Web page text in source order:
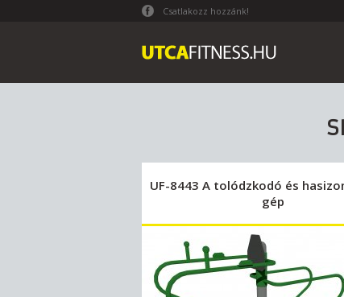
Csatlakozz hozzánk!
UF-8443 A tolódzkodó és
gép